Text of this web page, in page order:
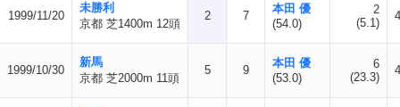
1999/11/20
未勝利
京都 芝1400m 12頭
2 7
本田 優
(54.0)
2
(5.1)
1999/10/30
新馬
京都 芝2000m 11頭
5 9
本田 優
(53.0)
6
(23.3)